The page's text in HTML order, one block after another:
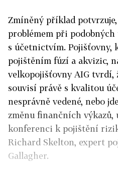
Zmíněný příklad
problémem při
s účetnictvím. Pojišťovny,
pojištěním fúzí a akvizic,
velkopojišťovny AIG tvrdí,
souvisí právě s kvalitou
nesprávně vedené, nebo
změnu finančních výkazů,
konferenci k pojištění
Richard Skelton, expert
Gallagher.